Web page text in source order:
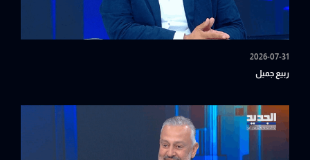
2026-07-31
ربيع جميل